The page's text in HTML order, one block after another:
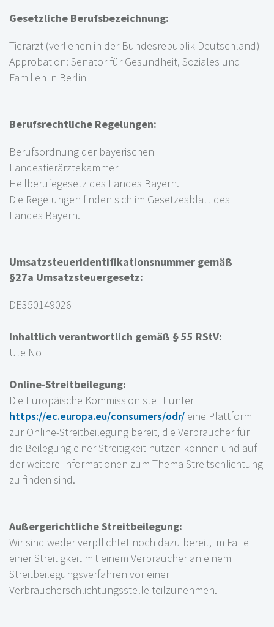
Gesetzliche Berufsbezeichnung:
Tierarzt (verliehen in der Bundesrepublik Deutschland)
Approbation: Senator für Gesundheit, Soziales und
Familien in Berlin
Berufsrechtliche Regelungen:
Berufsordnung der bayerischen
Landestierärztekammer
Heilberufegesetz des Landes Bayern.
Die Regelungen finden sich im Gesetzesblatt des
Landes Bayern.
Umsatzsteueridentifikationsnummer gemäß
§27a Umsatzsteuergesetz:
DE350149026
Inhaltlich verantwortlich gemäß § 55 RStV:
Ute Noll
Online-Streitbeilegung:
Die Europäische Kommission stellt unter
https://ec.europa.eu/consumers/odr/ eine Plattform
zur Online-Streitbeilegung bereit, die Verbraucher für
die Beilegung einer Streitigkeit nutzen können und auf
der weitere Informationen zum Thema Streitschlichtung
zu finden sind.
Außergerichtliche Streitbeilegung:
Wir sind weder verpflichtet noch dazu bereit, im Falle
einer Streitigkeit mit einem Verbraucher an einem
Streitbeilegungsverfahren vor einer
Verbraucherschlichtungsstelle teilzunehmen.